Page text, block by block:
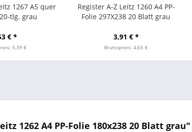
1267 A5 quer
tlg. grau
€ *
5,39 €
Register A-Z Leitz 1260 A4 PP-
Folie 297X238 20 Blatt grau
3,91 € *
Bruttopreis: 4,65 €
1262 A4 PP-Folie 180x238 20 Blatt grau"